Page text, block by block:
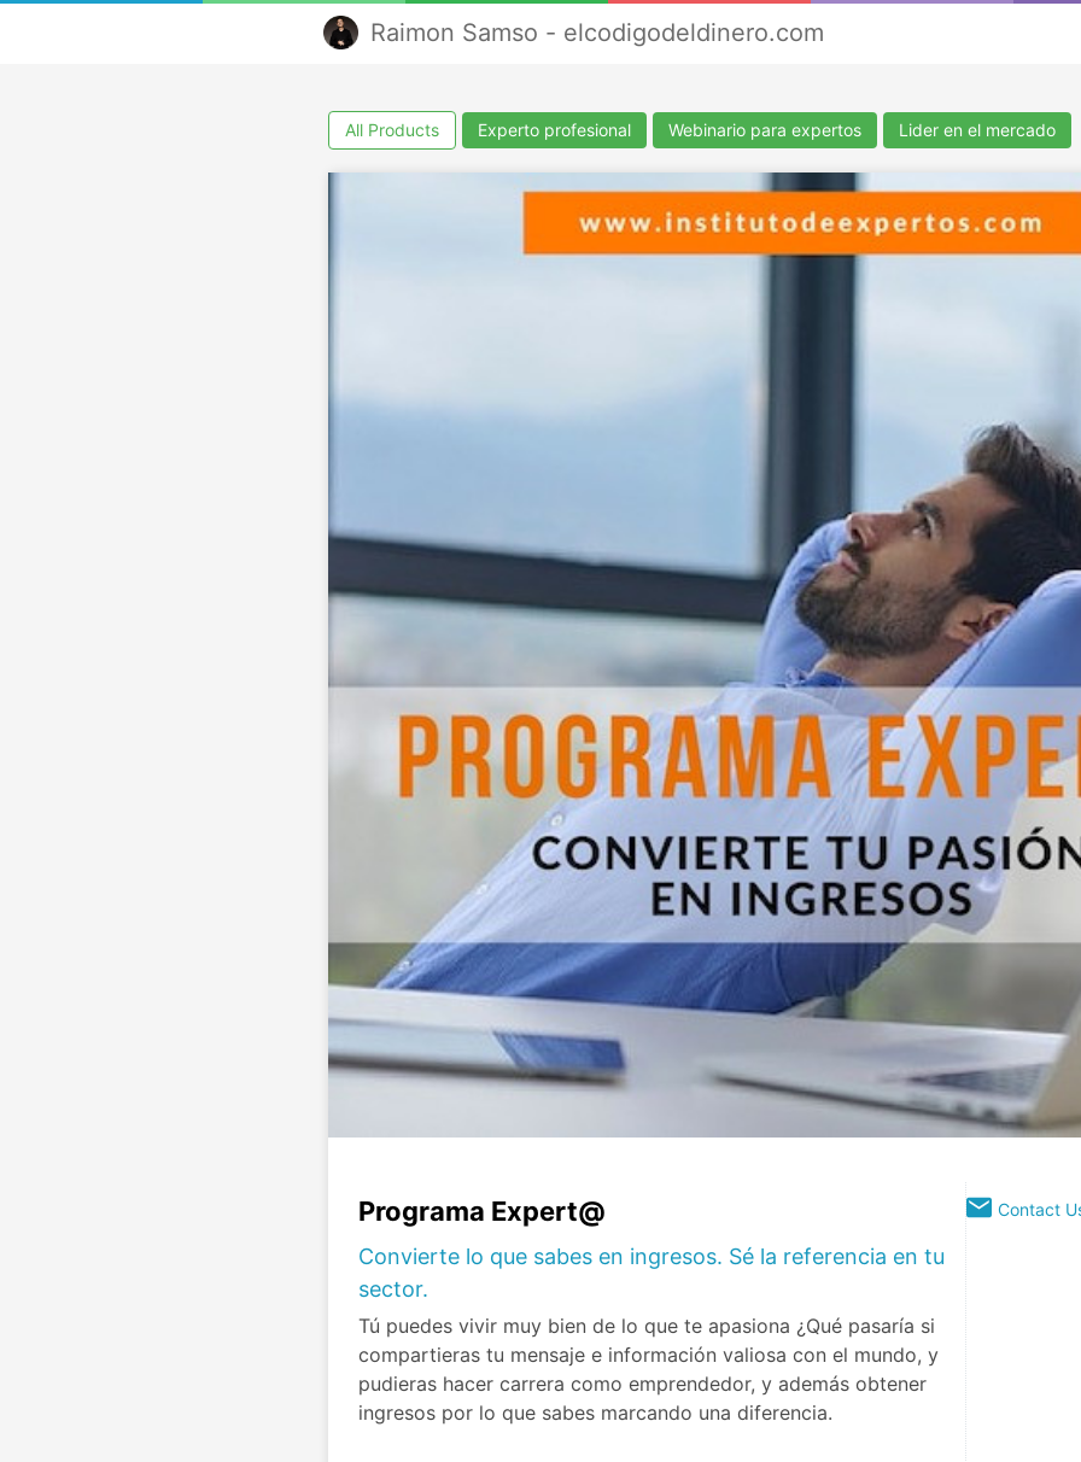
Raimon Samso - elcodigodeldinero.com
All Products Experto profesional Webinario para expertos Lider en el mercado
Programa Expert@
Convierte lo que sabes en ingresos. Sé la referencia en tu
sector.
Tú puedes vivir muy bien de lo que te apasiona ¿Qué pasaría si
compartieras tu mensaje e información valiosa con el mundo, y
pudieras hacer carrera como emprendedor, y además obtener
ingresos por lo que sabes marcando una diferencia.
Contact